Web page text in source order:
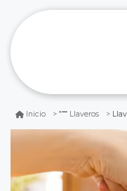
Inicio Llaveros